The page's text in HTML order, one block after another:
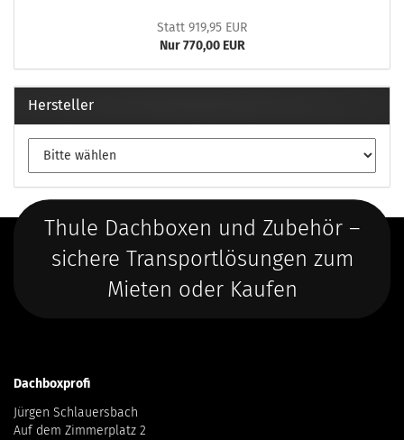
Statt 919,95 EUR
Nur 770,00 EUR
Hersteller
Thule Dachboxen und Zubehör –
sichere Transportlösungen zum
Mieten oder Kaufen
Dachboxprofi
Jürgen Schlauersbach
Auf dem Zimmerplatz 2